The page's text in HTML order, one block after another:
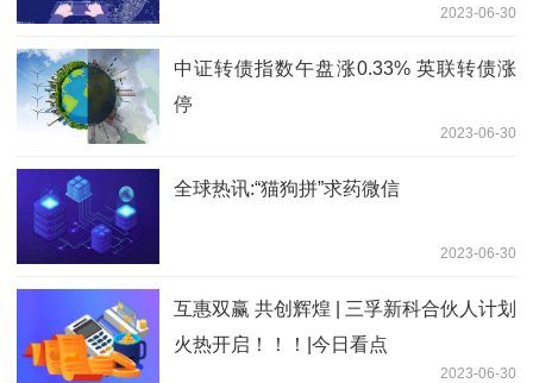
2023-06-30
中证转债指数午盘涨0.33% 英联转债涨
停
2023-06-30
全球热讯:“猫狗拼”求药微信
2023-06-30
互惠双赢 共创辉煌 | 三孚新科合伙人计划
火热开启！！！|今日看点
2023-06-30